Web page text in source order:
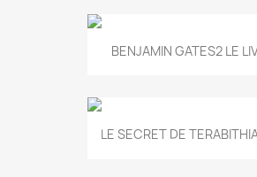
BENJAMIN GATES2 LE
LE SECRET DE